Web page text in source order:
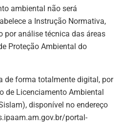
ambiental não será
a Instrução Normativa,
por análise técnica das áreas
Proteção Ambiental do
de forma totalmente digital, por
de Licenciamento Ambiental
disponível no endereço
portal-